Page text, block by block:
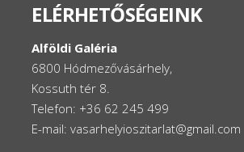
ELÉRHETŐSÉGEINK
Alföldi Galéria
6800 Hódmezővásárhely,
Kossuth tér 8.
Telefon: +36 62 245 499
E-mail: vasarhelyioszitarlat@gmail.com